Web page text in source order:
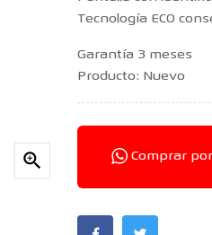

Tecnología ECO
Garantía 3 meses
Producto: Nuevo
Comprar